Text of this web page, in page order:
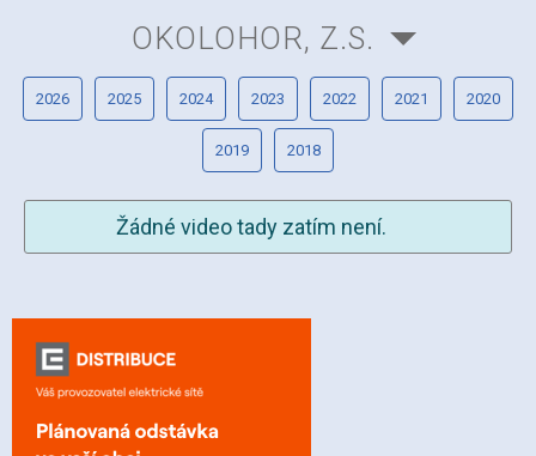
OKOLOHOR, Z.S.
2026 2025 2024 2023 2022 2021 2020
2019 2018
Žádné video tady zatím není.